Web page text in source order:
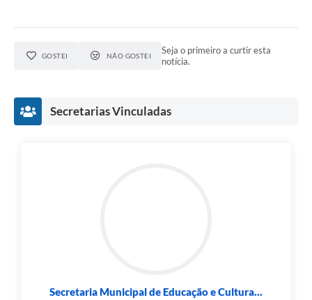
GOSTEI NÃO GOSTEI
Seja o primeiro a curtir esta
notícia.
Secretarias Vinculadas
Secretaria Municipal de Educação e Cultura...